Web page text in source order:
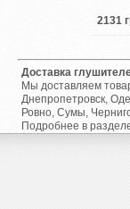
2131
Доставка
Мы доставляем
Днепропетровск,
Ровно, Сумы,
Подробнее в